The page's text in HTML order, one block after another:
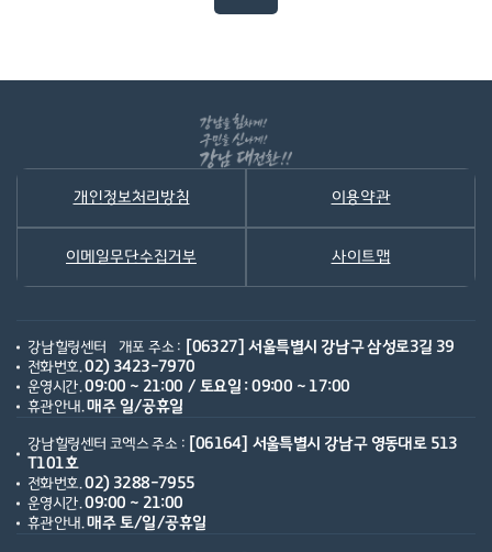
개인정보처리방침 이용약관
이메일무단수집거부 사이트맵
강남힐링센터 개포 주소 :
[06327] 서울특별시 강남구 삼성로3길 39
전화번호.02) 3423-7970
운영시간.09:00 ~ 21:00 / 토요일 : 09:00 ~ 17:00
휴관안내.매주 일/공휴일
강남힐링센터 코엑스 주소 :
[06164] 서울특별시 강남구 영동대로 513
T101호
전화번호.02) 3288-7955
운영시간.09:00 ~ 21:00
휴관안내.매주 토/일/공휴일